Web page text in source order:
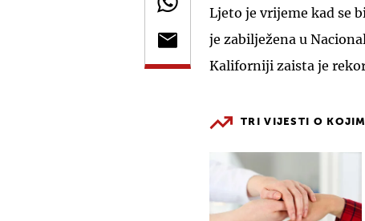
Ljeto je vrijeme kad se
je zabilježena u
Kaliforniji zaista je
TRI VIJESTI O